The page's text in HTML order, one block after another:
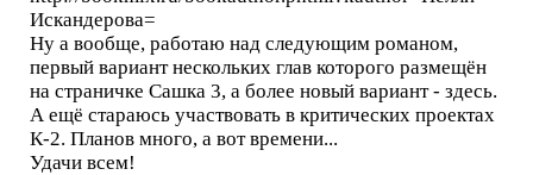
Искандерова=
Ну а вообще, работаю над следующим романом,
первый вариант нескольких глав которого размещён
на страничке Сашка 3, а более новый вариант - здесь.
А ещё стараюсь участвовать в критических проектах
К-2. Планов много, а вот времени...
Удачи всем!